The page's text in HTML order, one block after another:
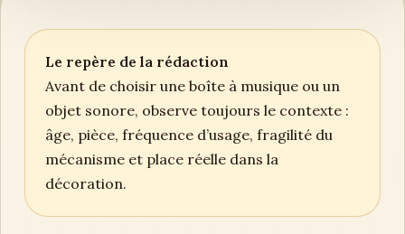
Le repère de la rédaction
Avant de choisir une boîte à musique ou un
objet sonore, observe toujours le contexte :
âge, pièce, fréquence d’usage, fragilité du
mécanisme et place réelle dans la
décoration.